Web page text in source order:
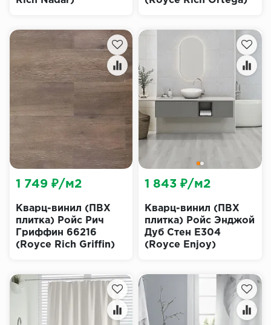
Кварц-винил (ПВХ
плитка) Ройс Рич
Гриффин 66216
(Royce Rich Griffin)
1 749 ₽/м2
Кварц-винил (ПВХ
плитка) Ройс Энджой
Дуб Стен Е304
(Royce Enjoy)
1 843 ₽/м2